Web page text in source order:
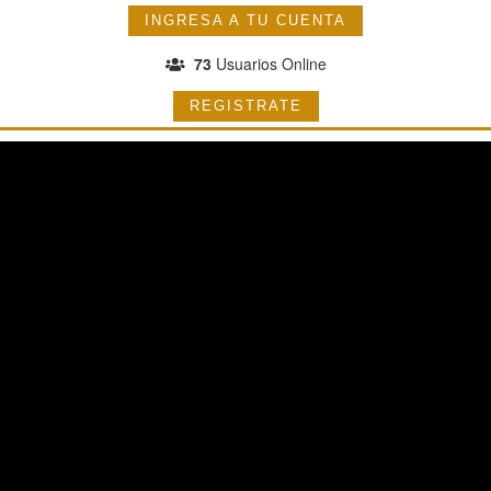
INGRESA A TU CUENTA
73Usuarios Online
REGISTRATE